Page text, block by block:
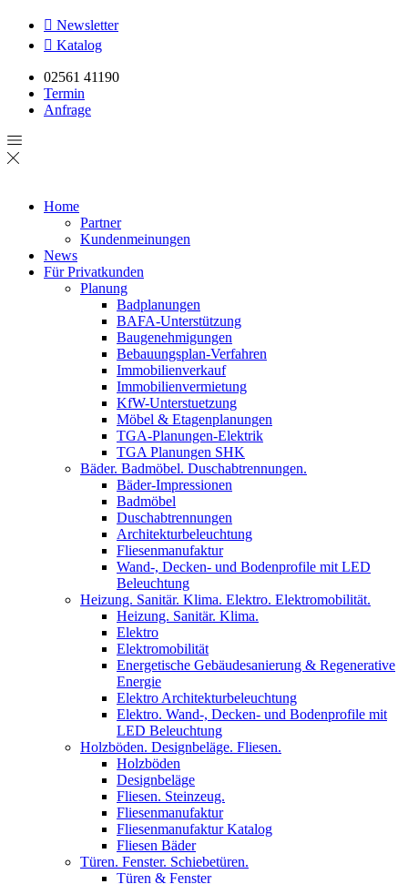
Newsletter
Katalog
02561 41190
Termin
Anfrage
Home
Partner
Kundenmeinungen
News
Für Privatkunden
Planung
Badplanungen
BAFA-Unterstützung
Baugenehmigungen
Bebauungsplan-Verfahren
Immobilienverkauf
Immobilienvermietung
KfW-Unterstuetzung
Möbel & Etagenplanungen
TGA-Planungen-Elektrik
TGA Planungen SHK
Bäder. Badmöbel. Duschabtrennungen.
Bäder-Impressionen
Badmöbel
Duschabtrennungen
Architekturbeleuchtung
Fliesenmanufaktur
Wand-, Decken- und Bodenprofile mit LED
Beleuchtung
Heizung. Sanitär. Klima. Elektro. Elektromobilität.
Heizung. Sanitär. Klima.
Elektro
Elektromobilität
Energetische Gebäudesanierung & Regenerative
Energie
Elektro Architekturbeleuchtung
Elektro. Wand-, Decken- und Bodenprofile mit
LED Beleuchtung
Holzböden. Designbeläge. Fliesen.
Holzböden
Designbeläge
Fliesen. Steinzeug.
Fliesenmanufaktur
Fliesenmanufaktur Katalog
Fliesen Bäder
Türen. Fenster. Schiebetüren.
Türen & Fenster